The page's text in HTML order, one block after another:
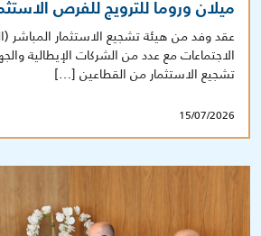
ميلان وروما للترويج للفرص
عقد وفد من هيئة تشجيع الاستثمار المباشر
الاجتماعات مع عدد من الشركات الإيطالية
تشجيع الاستثمار من القطاعين […]
15/07/2026